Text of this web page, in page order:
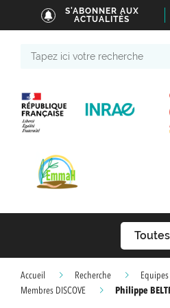
S'ABONNER AUX
ACTUALITÉS
Accueil Recherche Equipes
Membres DISCOVE
Philippe